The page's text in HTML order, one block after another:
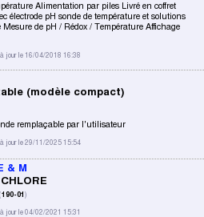
Alimentation par piles Livré en coffret
électrode pH sonde de température et solutions
de pH / Rédox / Température Affichage
jour le 16/04/2018 16:38
(modèle compact)
remplaçable par l'utilisateur
jour le 29/11/2025 15:54
& M
190-01 )
jour le 04/02/2021 15:31